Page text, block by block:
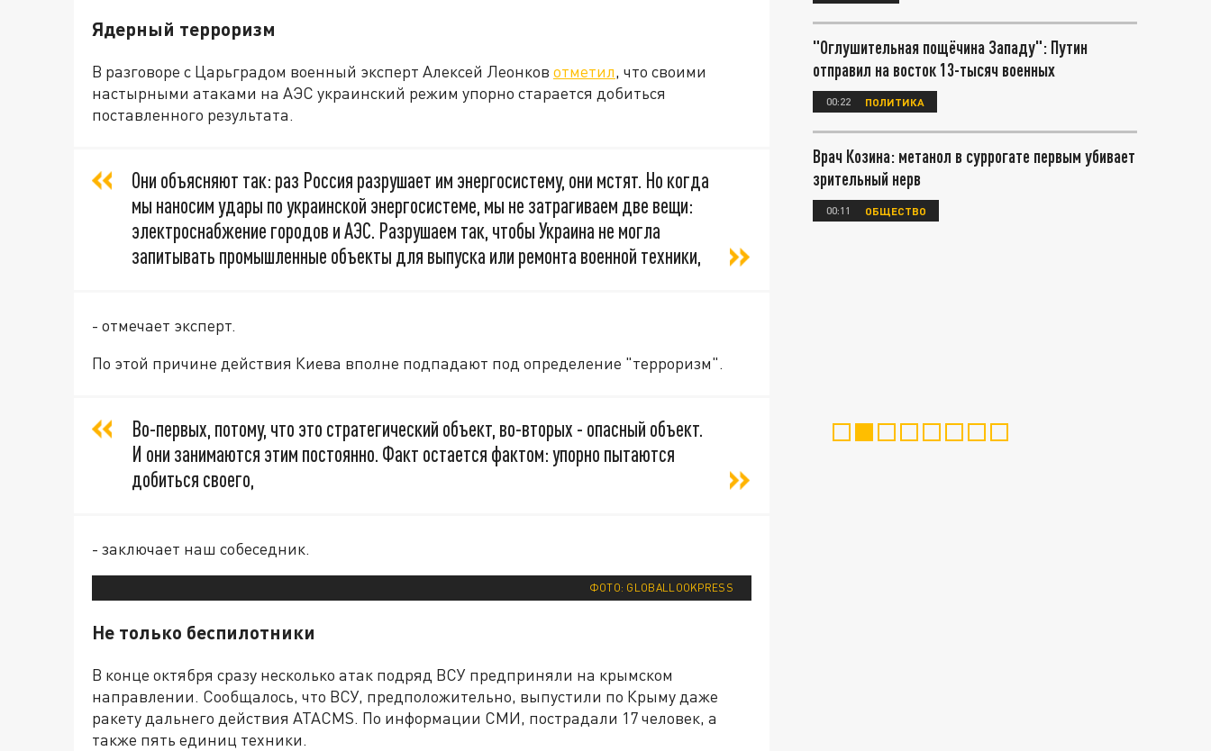
Ядерный терроризм
В разговоре с Царьградом военный эксперт Алексей Леонков отметил, что своими
настырными атаками на АЭС украинский режим упорно старается добиться
поставленного результата.
Они объясняют так: раз Россия разрушает им энергосистему, они мстят. Но когда
мы наносим удары по украинской энергосистеме, мы не затрагиваем две вещи:
электроснабжение городов и АЭС. Разрушаем так, чтобы Украина не могла
запитывать промышленные объекты для выпуска или ремонта военной техники,
- отмечает эксперт.
По этой причине действия Киева вполне подпадают под определение "терроризм".
Во-первых, потому, что это стратегический объект, во-вторых - опасный объект.
И они занимаются этим постоянно. Факт остается фактом: упорно пытаются
добиться своего,
- заключает наш собеседник.
ФОТО: GLOBALLOOKPRESS
Не только беспилотники
В конце октября сразу несколько атак подряд ВСУ предприняли на крымском
направлении. Сообщалось, что ВСУ, предположительно, выпустили по Крыму даже
ракету дальнего действия ATACMS. По информации СМИ, пострадали 17 человек, а
также пять единиц техники.
"Оглушительная пощёчина Западу": Путин
отправил на восток 13-тысяч военных
00:22 ПОЛИТИКА
Врач Козина: метанол в суррогате первым убивает
зрительный нерв
00:11 ОБЩЕСТВО